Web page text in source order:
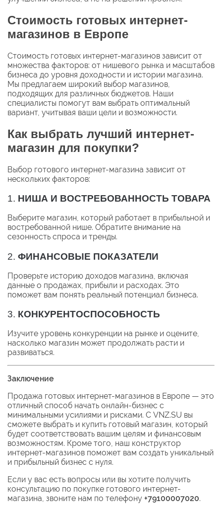
Стоимость готовых интернет-
магазинов в Европе
Стоимость готовых интернет-магазинов зависит от
множества факторов: от нишевого рынка и масштабов
бизнеса до уровня доходности и истории магазина.
Мы предлагаем широкий выбор магазинов,
подходящих для различных бюджетов. Наши
специалисты помогут вам выбрать оптимальный
вариант, учитывая ваши цели и возможности.
Как выбрать лучший интернет-
магазин для покупки?
Выбор готового интернет-магазина зависит от
нескольких факторов:
1. НИША И ВОСТРЕБОВАННОСТЬ ТОВАРА
Выберите магазин, который работает в прибыльной и
востребованной нише. Обратите внимание на
сезонность спроса и тренды.
2. ФИНАНСОВЫЕ ПОКАЗАТЕЛИ
Проверьте историю доходов магазина, включая
данные о продажах, прибыли и расходах. Это
поможет вам понять реальный потенциал бизнеса.
3. КОНКУРЕНТОСПОСОБНОСТЬ
Изучите уровень конкуренции на рынке и оцените,
насколько магазин может продолжать расти и
развиваться.
Заключение
Продажа готовых интернет-магазинов в Европе — это
отличный способ начать онлайн-бизнес с
минимальными усилиями и рисками. С VNZ.SU вы
сможете выбрать и купить готовый магазин, который
будет соответствовать вашим целям и финансовым
возможностям. Кроме того, наш конструктор
интернет-магазинов поможет вам создать уникальный
и прибыльный бизнес с нуля.
Если у вас есть вопросы или вы хотите получить
консультацию по покупке готового интернет-
магазина, звоните нам по телефону +79100007020.